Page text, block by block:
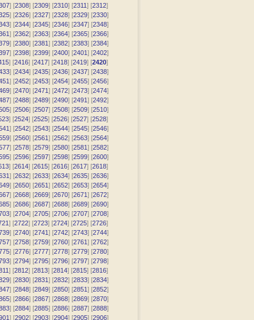
] [2308] [2309] [2310] [2311] [2312]
] [2326] [2327] [2328] [2329] [2330]
] [2344] [2345] [2346] [2347] [2348]
] [2362] [2363] [2364] [2365] [2366]
] [2380] [2381] [2382] [2383] [2384]
] [2398] [2399] [2400] [2401] [2402]
] [2416] [2417] [2418] [2419] [2420]
] [2434] [2435] [2436] [2437] [2438]
] [2452] [2453] [2454] [2455] [2456]
] [2470] [2471] [2472] [2473] [2474]
] [2488] [2489] [2490] [2491] [2492]
] [2506] [2507] [2508] [2509] [2510]
] [2524] [2525] [2526] [2527] [2528]
] [2542] [2543] [2544] [2545] [2546]
] [2560] [2561] [2562] [2563] [2564]
] [2578] [2579] [2580] [2581] [2582]
] [2596] [2597] [2598] [2599] [2600]
] [2614] [2615] [2616] [2617] [2618]
] [2632] [2633] [2634] [2635] [2636]
] [2650] [2651] [2652] [2653] [2654]
] [2668] [2669] [2670] [2671] [2672]
] [2686] [2687] [2688] [2689] [2690]
] [2704] [2705] [2706] [2707] [2708]
] [2722] [2723] [2724] [2725] [2726]
] [2740] [2741] [2742] [2743] [2744]
] [2758] [2759] [2760] [2761] [2762]
] [2776] [2777] [2778] [2779] [2780]
] [2794] [2795] [2796] [2797] [2798]
] [2812] [2813] [2814] [2815] [2816]
] [2830] [2831] [2832] [2833] [2834]
] [2848] [2849] [2850] [2851] [2852]
] [2866] [2867] [2868] [2869] [2870]
] [2884] [2885] [2886] [2887] [2888]
] [2902] [2903] [2904] [2905] [2906]